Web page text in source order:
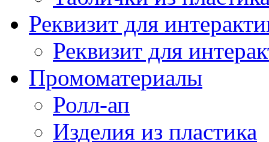
Реквизит для
Реквизит для
Промоматериалы
Ролл-ап
Изделия из пластика